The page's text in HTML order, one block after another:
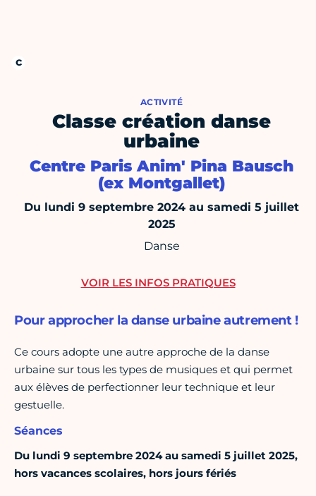
ACTIVITÉ
Classe création danse
urbaine
Centre Paris Anim' Pina Bausch
(ex Montgallet)
Du lundi 9 septembre 2024 au samedi 5 juillet
2025
Danse
Pour approcher la danse urbaine autrement !
Ce cours adopte une autre approche de la danse
urbaine sur tous les types de musiques et qui permet
aux élèves de perfectionner leur technique et leur
gestuelle.
Séances
Du lundi 9 septembre 2024 au samedi 5 juillet 2025,
hors vacances scolaires, hors jours fériés
VOIR LES INFOS PRATIQUES